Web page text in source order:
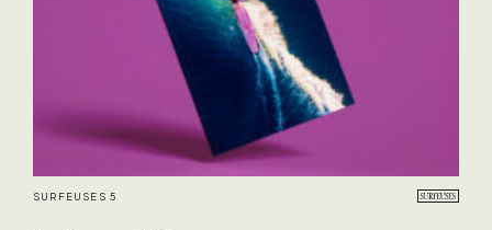
SURFEUSES 5